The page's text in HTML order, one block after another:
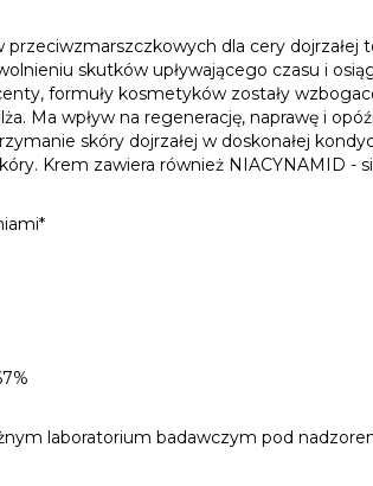
dla cery dojrzałej
skutków upływającego czasu i
formuły kosmetyków zostały
Ma wpływ na regenerację, naprawę i
skóry dojrzałej w doskonałej
Krem zawiera również NIACYNAMID
laboratorium badawczym pod